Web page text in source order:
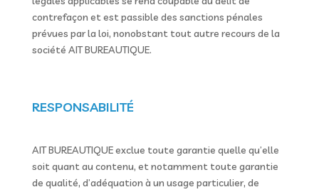
contrefaçon et est passible des sanctions pénales
prévues par la loi, nonobstant tout autre recours de la
société AIT BUREAUTIQUE.
RESPONSABILITÉ
AIT BUREAUTIQUE exclue toute garantie quelle qu’elle
soit quant au contenu, et notamment toute garantie
de qualité, d’adéquation à un usage particulier, de